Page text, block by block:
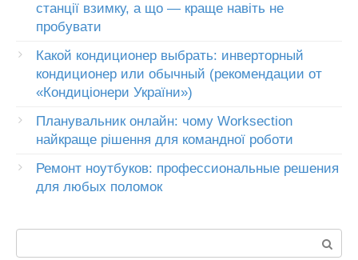
станції взимку, а що — краще навіть не
пробувати
Какой кондиционер выбрать: инверторный
кондиционер или обычный (рекомендации от
«Кондиціонери України»)
Планувальник онлайн: чому Worksection
найкраще рішення для командної роботи
Ремонт ноутбуков: профессиональные решения
для любых поломок